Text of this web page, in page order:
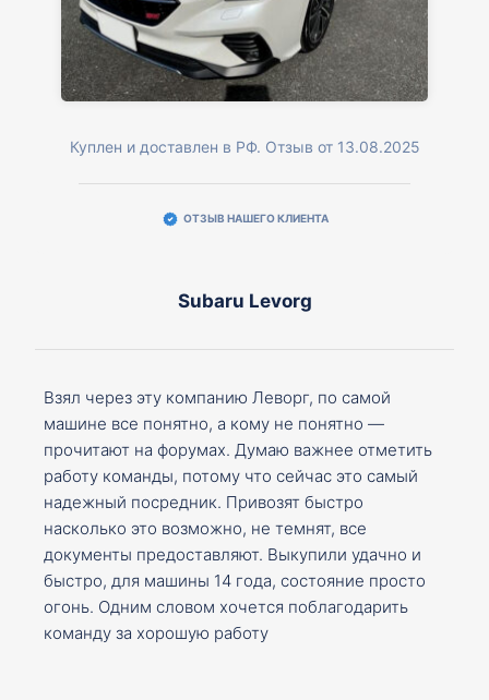
Куплен и доставлен в РФ. Отзыв от 13.08.2025
ОТЗЫВ НАШЕГО КЛИЕНТА
Subaru Levorg
Взял через эту компанию Леворг, по самой
машине все понятно, а кому не понятно —
прочитают на форумах. Думаю важнее отметить
работу команды, потому что сейчас это самый
надежный посредник. Привозят быстро
насколько это возможно, не темнят, все
документы предоставляют. Выкупили удачно и
быстро, для машины 14 года, состояние просто
огонь. Одним словом хочется поблагодарить
команду за хорошую работу